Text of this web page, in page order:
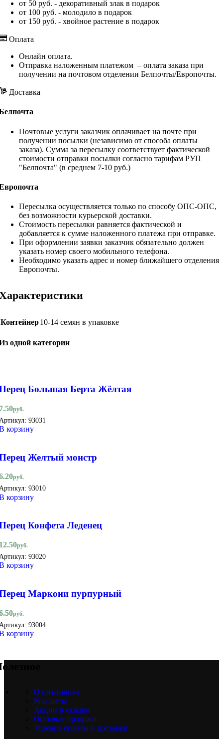
от 50 руб. - декоративный злак в подарок
от 100 руб. - молодило в подарок
от 150 руб. - хвойное растение в подарок
Оплата
Онлайн оплата.
Отправка наложенным платежом – оплата заказа при
получении на почтовом отделении Белпочты/Европочты.
Доставка
Почтовые услуги заказчик оплачивает на почте при
получении посылки (независимо от способа оплаты
заказа). Сумма за пересылку соответствует фактической
стоимости отправки посылки согласно тарифам РУП
"Белпочта" (в среднем 7-10 руб.)
Пересылка осуществляется только по способу ОПС-ОПС,
без возможности курьерской доставки.
Стоимость пересылки равняется фактической и
добавляется к сумме наложенного платежа при отправке.
При оформлении заявки заказчик обязательно должен
указать номер своего мобильного телефона.
Необходимо указать адрес и номер ближайшего отделения
Европочты.
Контейнер10-14 семян в упаковке
одной категории
Большая Берта Жёлтая
руб.
93031
корзину
Желтый монстр
руб.
93010
корзину
Конфета Леденец
руб.
93020
корзину
Маркони пурпурный
руб.
93004
корзину
О питомнике
Контакты
Акции и скидки
Оптовые продажи
Условия оплаты и доставки